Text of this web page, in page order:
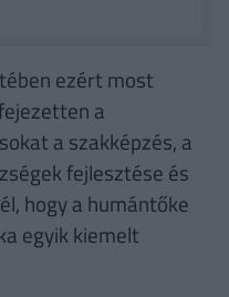
ezért most
a
a szakképzés, a
fejlesztése és
hogy a humántőke
egyik kiemelt